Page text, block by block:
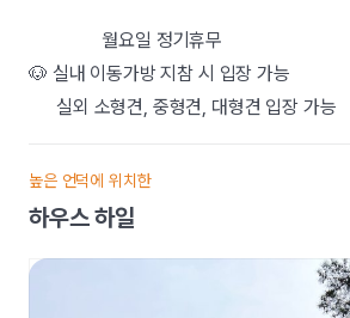
월요일 정기휴무
🐶 실내 이동가방 지참 시 입장 가능
실외 소형견, 중형견, 대형견 입장 가능
높은 언덕에 위치한
하우스 하일